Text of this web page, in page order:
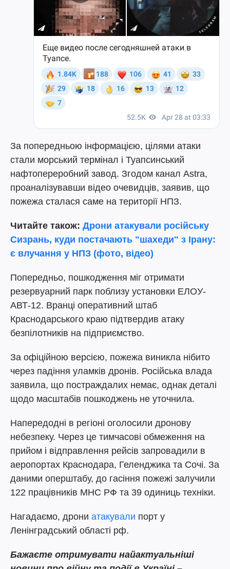
За попередньою інформацією, цілями атаки
стали морський термінал і Туапсинський
нафтопереробний завод. Згодом канал Astra,
проаналізувавши відео очевидців, заявив, що
пожежа сталася саме на території НПЗ.
Читайте також: Дрони атакували російську
Сизрань, куди постачають "шахеди" з Ірану:
є влучання у НПЗ (фото, відео)
Попередньо, пошкодження міг отримати
резервуарний парк поблизу установки ЕЛОУ-
АВТ-12. Вранці оперативний штаб
Краснодарського краю підтвердив атаку
безпілотників на підприємство.
За офіційною версією, пожежа виникла нібито
через падіння уламків дронів. Російська влада
заявила, що постраждалих немає, однак деталі
щодо масштабів пошкоджень не уточнила.
Напередодні в регіоні оголосили дронову
небезпеку. Через це тимчасові обмеження на
прийом і відправлення рейсів запровадили в
аеропортах Краснодара, Геленджика та Сочі. За
даними оперштабу, до гасіння пожежі залучили
122 працівників МНС РФ та 39 одиниць техніки.
Нагадаємо, дрони атакували порт у
Ленінградський області рф.
Бажаєте отримувати найактуальніші